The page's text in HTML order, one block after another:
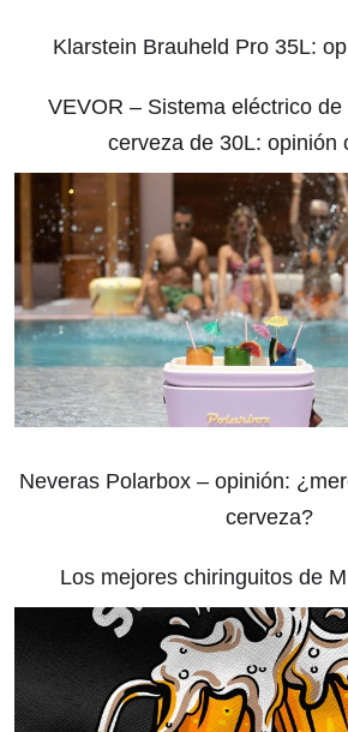
Klarstein Brauheld Pro 35L:
VEVOR – Sistema eléctrico
cerveza de 30L: opinión
Neveras Polarbox – opinión:
cerveza?
Los mejores chiringuitos de